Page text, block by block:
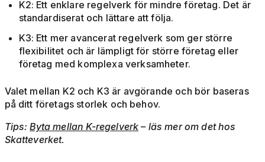
K2: Ett enklare regelverk för mindre företag. Det är
standardiserat och lättare att följa.
K3: Ett mer avancerat regelverk som ger större
flexibilitet och är lämpligt för större företag eller
företag med komplexa verksamheter.
Valet mellan K2 och K3 är avgörande och bör baseras
på ditt företags storlek och behov.
Tips:Byta mellan K-regelverk – läs mer om det hos
Skatteverket.